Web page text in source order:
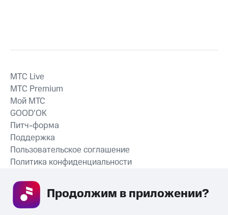
СКАЧАТЬ ПРИЛОЖЕНИЕ
MTС Live
MTС Premium
Мой МТС
GOOD’OK
Питч-форма
Поддержка
Пользовательское соглашение
Политика конфиденциальности